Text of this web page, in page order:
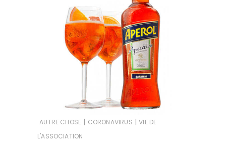
AUTRE CHOSE | CORONAVIRUS | VIE DE
L'ASSOCIATION